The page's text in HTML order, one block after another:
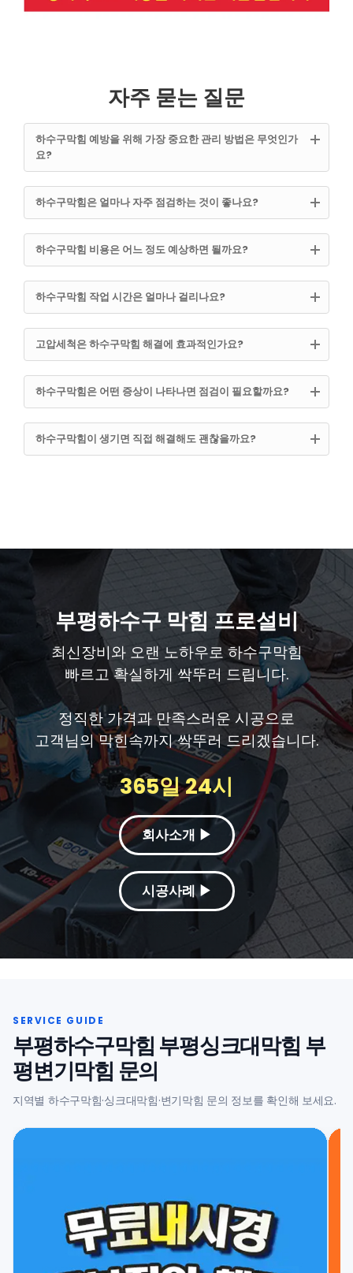
자주 묻는 질문
하수구막힘 예방을 위해 가장 중요한 관리 방법은 무엇인가
요?
하수구막힘은 얼마나 자주 점검하는 것이 좋나요?
하수구막힘 비용은 어느 정도 예상하면 될까요?
하수구막힘 작업 시간은 얼마나 걸리나요?
고압세척은 하수구막힘 해결에 효과적인가요?
하수구막힘은 어떤 증상이 나타나면 점검이 필요할까요?
하수구막힘이 생기면 직접 해결해도 괜찮을까요?
부평하수구 막힘 프로설비
최신장비와 오랜 노하우로 하수구막힘
빠르고 확실하게 싹뚜러 드립니다.
정직한 가격과 만족스러운 시공으로
고객님의 막힌속까지 싹뚜러 드리겠습니다.
365일 24시
회사소개 ▶
시공사례 ▶
부평하수구막힘 부평싱크대막힘 부
평변기막힘 문의